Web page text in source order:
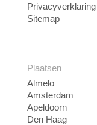
Privacyverklaring
Sitemap
Plaatsen
Almelo
Amsterdam
Apeldoorn
Den Haag